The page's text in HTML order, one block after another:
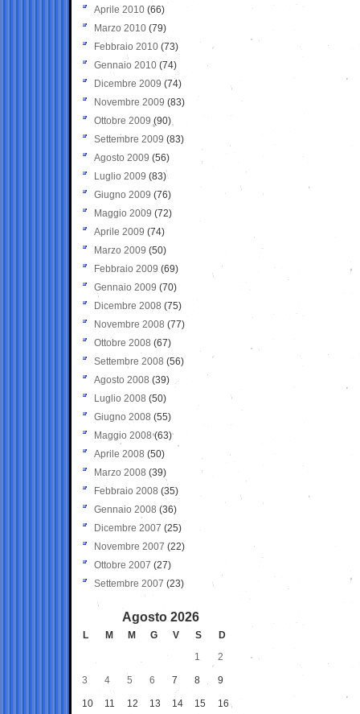
Aprile 2010 (66)
Marzo 2010 (79)
Febbraio 2010 (73)
Gennaio 2010 (74)
Dicembre 2009 (74)
Novembre 2009 (83)
Ottobre 2009 (90)
Settembre 2009 (83)
Agosto 2009 (56)
Luglio 2009 (83)
Giugno 2009 (76)
Maggio 2009 (72)
Aprile 2009 (74)
Marzo 2009 (50)
Febbraio 2009 (69)
Gennaio 2009 (70)
Dicembre 2008 (75)
Novembre 2008 (77)
Ottobre 2008 (67)
Settembre 2008 (56)
Agosto 2008 (39)
Luglio 2008 (50)
Giugno 2008 (55)
Maggio 2008(63)
Aprile 2008 (50)
Marzo 2008 (39)
Febbraio 2008 (35)
Gennaio 2008 (36)
Dicembre 2007 (25)
Novembre 2007 (22)
Ottobre 2007 (27)
Settembre 2007 (23)
Agosto 2026
L M M G V S
D
1
2
3 4 5 6 7 8 9
10 11 12 13 14 15 16